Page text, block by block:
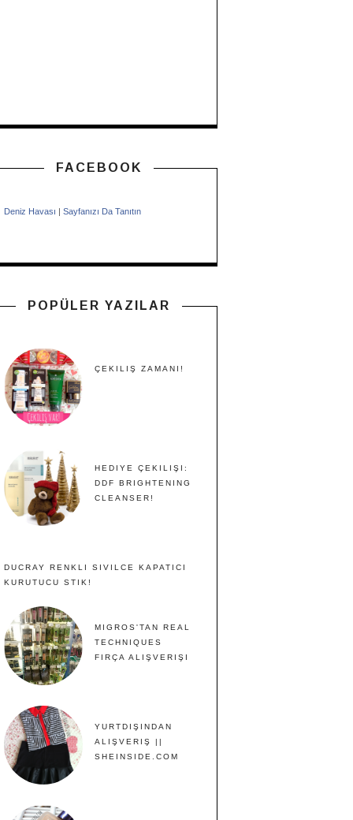
FACEBOOK
Deniz Havası | Sayfanızı Da Tanıtın
POPÜLER YAZILAR
ÇEKILIŞ ZAMANI!
HEDIYE ÇEKILIŞI:
DDF BRIGHTENING
CLEANSER!
DUCRAY RENKLI SIVILCE KAPATICI
KURUTUCU STIK!
MIGROS'TAN REAL
TECHNIQUES
FIRÇA ALIŞVERIŞI
YURTDIŞINDAN
ALIŞVERIŞ ||
SHEINSIDE.COM